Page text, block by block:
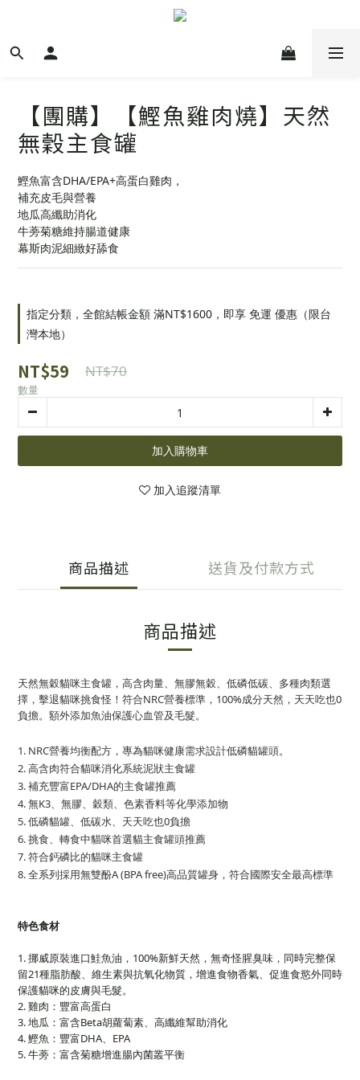
【團購】【鰹魚雞肉燒】天然
無穀主食罐
鰹魚富含DHA/EPA+高蛋白雞肉，
補充皮毛與營養
地瓜高纖助消化
牛蒡菊糖維持腸道健康
幕斯肉泥細緻好舔食
指定分類，全館結帳金額 滿NT$1600，即享 免運 優惠（限台
灣本地）
NT$59 NT$70
數量
加入購物車
加入追蹤清單
商品描述 送貨及付款方式
商品描述
天然無穀貓咪主食罐，高含肉量、無膠無穀、低磷低碳、多種肉類選
擇，擊退貓咪挑食怪！符合NRC營養標準，100%成分天然，天天吃也0
負擔。額外添加魚油保護心血管及毛髮。
1. NRC營養均衡配方，專為貓咪健康需求設計低磷貓罐頭。
2. 高含肉符合貓咪消化系統泥狀主食罐
3. 補充豐富EPA/DHA的主食罐推薦
4. 無K3、無膠、穀類、色素香料等化學添加物
5. 低磷貓罐、低碳水、天天吃也0負擔
6. 挑食、轉食中貓咪首選貓主食罐頭推薦
7. 符合鈣磷比的貓咪主食罐
8. 全系列採用無雙酚A (BPA free)高品質罐身，符合國際安全最高標準
特色食材
1. 挪威原裝進口鮭魚油，100%新鮮天然，無奇怪腥臭味，同時完整保
留21種脂肪酸、維生素與抗氧化物質，增進食物香氣、促進食慾外同時
保護貓咪的皮膚與毛髮。
2. 雞肉：豐富高蛋白
3. 地瓜：富含Beta胡蘿蔔素、高纖維幫助消化
4. 鰹魚：豐富DHA、EPA
5. 牛蒡：富含菊糖增進腸內菌叢平衡